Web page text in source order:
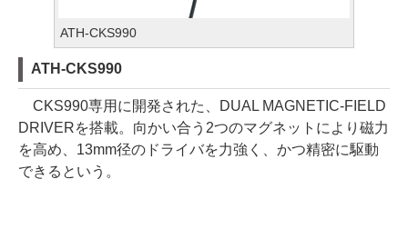
ATH-CKS990
ATH-CKS990
CKS990専用に開発された、DUAL MAGNETIC-FIELD
DRIVERを搭載。向かい合う2つのマグネットにより磁力
を高め、13mm径のドライバを力強く、かつ精密に駆動
できるという。